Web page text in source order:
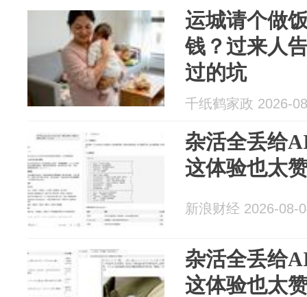
运城请个做
钱？过来人
过的坑
千纸鹤家政 2026-
杂活全丢给
这体验也太
新浪财经 2026-08-
杂活全丢给
这体验也太